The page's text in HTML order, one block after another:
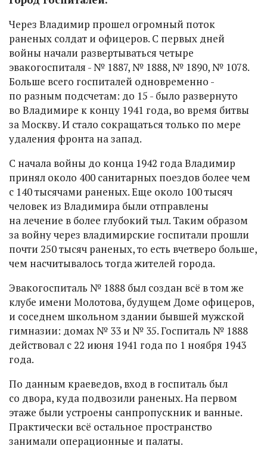
Через Владимир прошел огромный поток
раненых солдат и офицеров. С первых дней
войны начали развертываться четыре
эвакогоспиталя - № 1887, № 1888, № 1890, № 1078.
Больше всего госпиталей одновременно -
по разным подсчетам: до 15 - было развернуто
во Владимире к концу 1941 года, во время битвы
за Москву. И стало сокращаться только по мере
удаления фронта на запад.
С начала войны до конца 1942 года Владимир
принял около 400 санитарных поездов более чем
с 140 тысячами раненых. Еще около 100 тысяч
человек из Владимира были отправлены
на лечение в более глубокий тыл. Таким образом
за войну через владимирские госпитали прошли
почти 250 тысяч раненых, то есть вчетверо больше,
чем насчитывалось тогда жителей города.
Эвакогоспиталь № 1888 был создан всё в том же
клубе имени Молотова, будущем Доме офицеров,
и соседнем школьном здании бывшей мужской
гимназии: домах № 33 и № 35. Госпиталь № 1888
действовал с 22 июня 1941 года по 1 ноября 1943
года.
По данным краеведов, вход в госпиталь был
со двора, куда подвозили раненых. На первом
этаже были устроены санпропускник и ванные.
Практически всё остальное пространство
занимали операционные и палаты.